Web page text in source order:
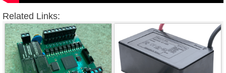
Related Links: